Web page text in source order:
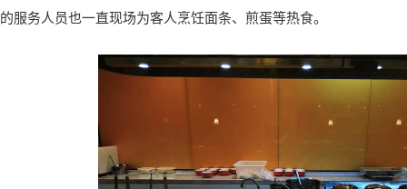
的服务人员也一直现场为客人烹饪面条、煎蛋等热食。